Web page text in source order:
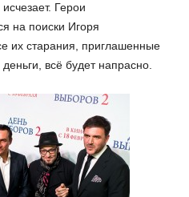
Герои
на поиски Игоря
их старания, приглашенные
всё будет напрасно.